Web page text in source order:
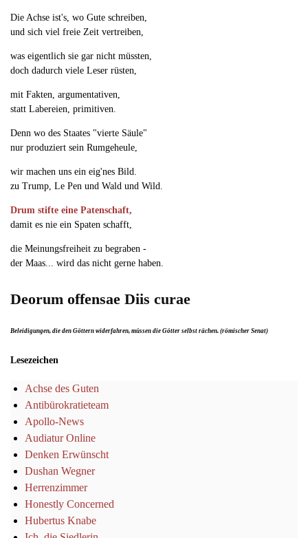
Die Achse ist's, wo Gute schreiben,
und sich viel freie Zeit vertreiben,
was eigentlich sie gar nicht müssten,
doch dadurch viele Leser rüsten,
mit Fakten, argumentativen,
statt Labereien, primitiven.
Denn wo des Staates "vierte Säule"
nur produziert sein Rumgeheule,
wir machen uns ein eig'nes Bild.
zu Trump, Le Pen und Wald und Wild.
Drum stifte eine Patenschaft,
damit es nie ein Spaten schafft,
die Meinungsfreiheit zu begraben -
der Maas... wird das nicht gerne haben.
Deorum offensae Diis curae
Beleidigungen, die den Göttern widerfahren, müssen die Götter selbst rächen. (römischer Senat)
Lesezeichen
Achse des Guten
Antibürokratieteam
Apollo-News
Audiatur Online
Denken Erwünscht
Dushan Wegner
Herrenzimmer
Honestly Concerned
Hubertus Knabe